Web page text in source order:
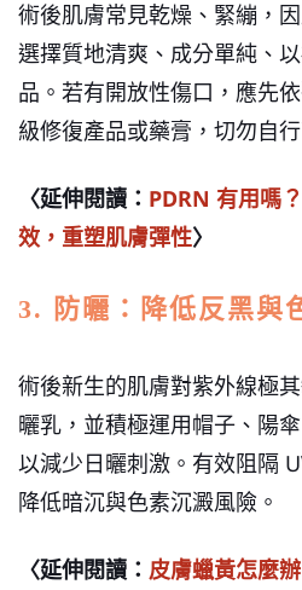
術後肌膚常見乾燥、緊繃，
選擇質地清爽、成分單純、
品。若有開放性傷口，應先
級修復產品或藥膏，切勿自
〈延伸閱讀： PDRN 有用嗎
效，重塑肌膚彈性〉
3. 防曬：降低反黑與
術後新生的肌膚對紫外線極
曬乳，並積極運用帽子、陽
以減少日曬刺激。有效阻隔
降低暗沉與色素沉澱風險。
〈延伸閱讀： 皮膚蠟黃怎麼